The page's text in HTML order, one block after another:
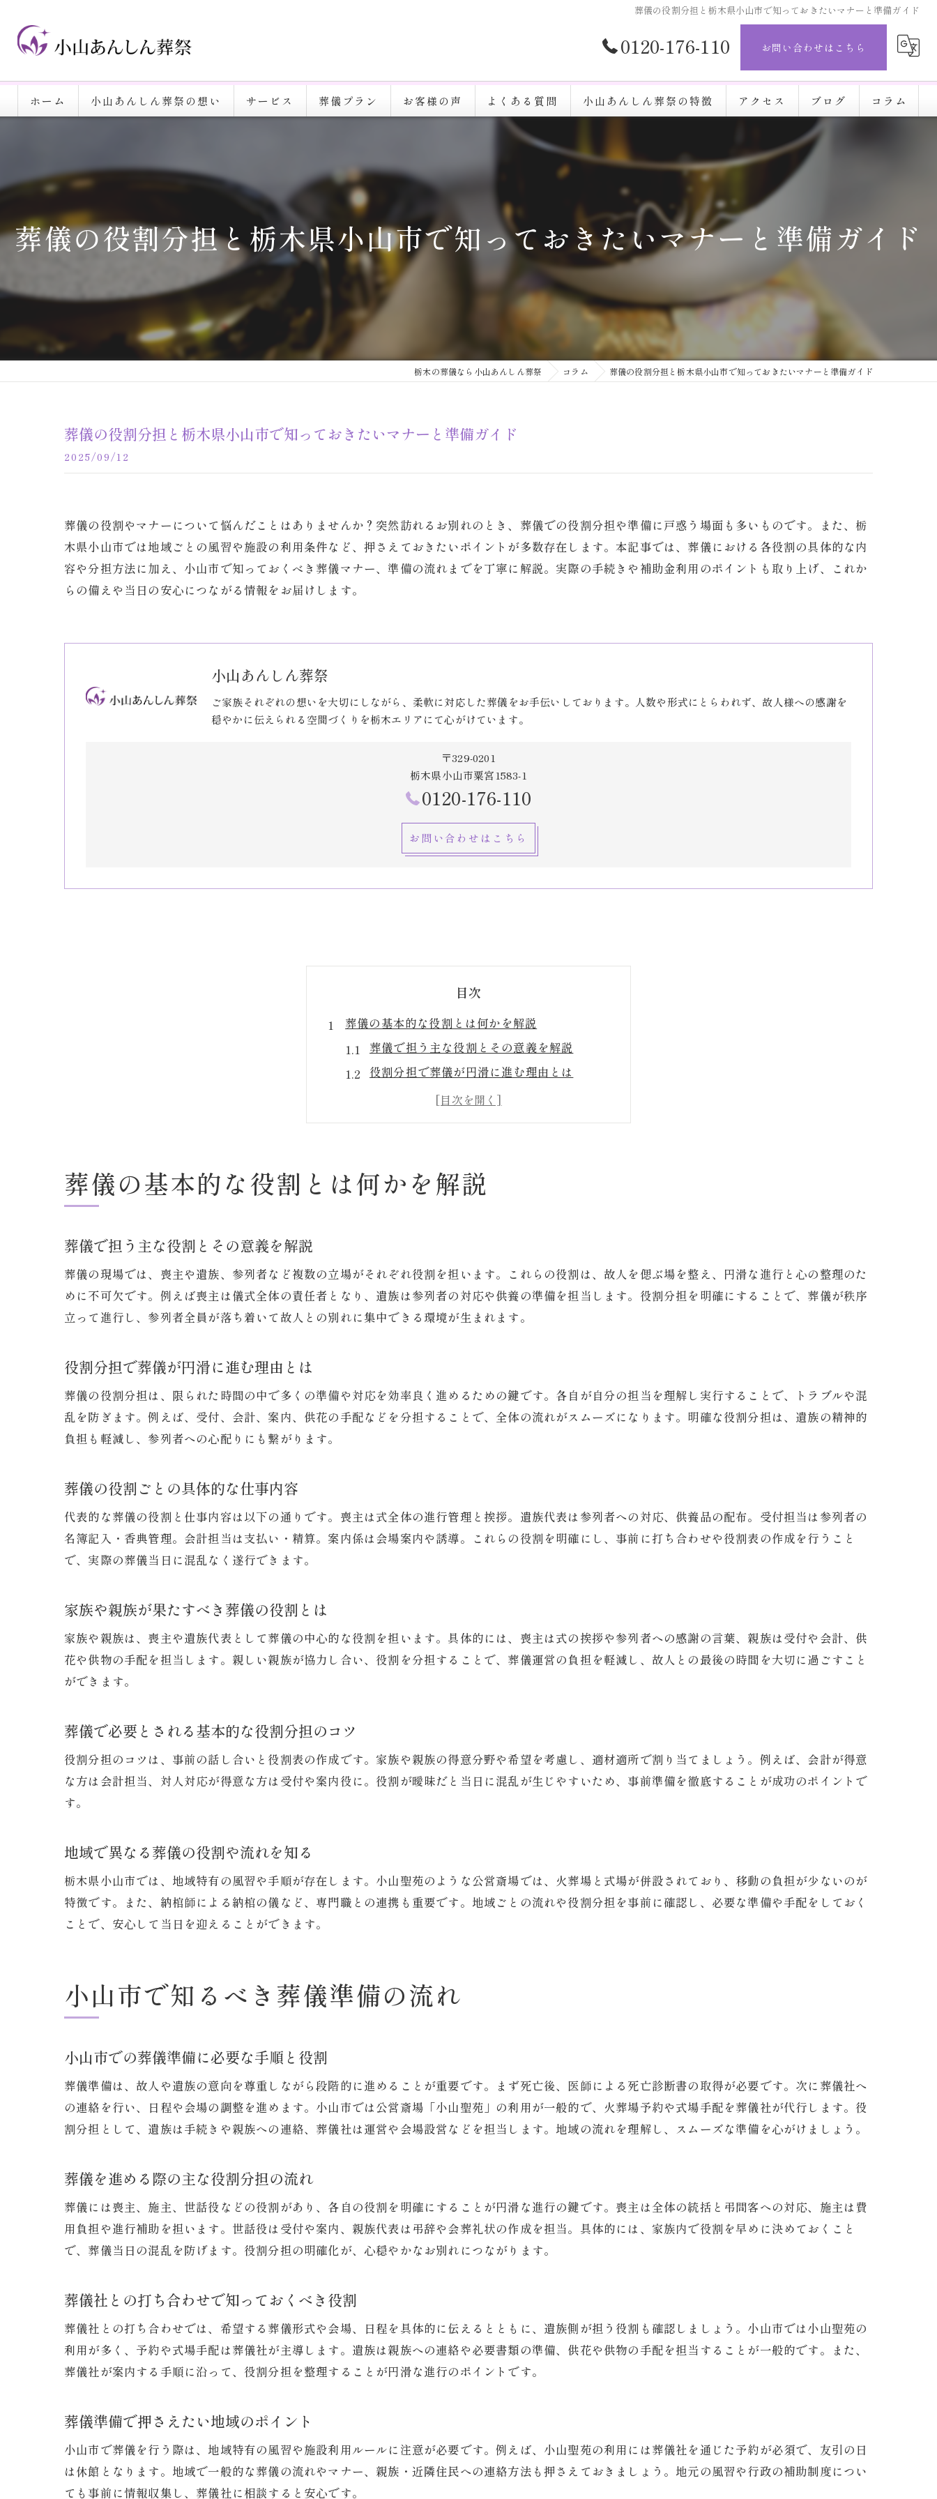
葬儀の役割分担と栃木県小山市で知っておきたいマナーと準備ガイド
0120-176-110 お問い合わせはこちら
ホーム 小山あんしん葬祭の想い サービス 葬儀プラン お客様の声 よくある質問 小山あんしん葬祭の特徴
火葬
告別式
アクセス ブログ コラム
葬儀の役割分担と栃木県小山市で知っておきたいマナーと準備ガイド
栃木の葬儀なら小山あんしん葬祭 コラム 葬儀の役割分担と栃木県小山市で知っておきたいマナーと準備ガイド
葬儀の役割分担と栃木県小山市で知っておきたいマナーと準備ガイド
2025/09/12
葬儀の役割やマナーについて悩んだことはありませんか？突然訪れるお別れのとき、葬儀での役割分担や準備に戸惑う場面も多いものです。また、栃
木県小山市では地域ごとの風習や施設の利用条件など、押さえておきたいポイントが多数存在します。本記事では、葬儀における各役割の具体的な内
容や分担方法に加え、小山市で知っておくべき葬儀マナー、準備の流れまでを丁寧に解説。実際の手続きや補助金利用のポイントも取り上げ、これか
らの備えや当日の安心につながる情報をお届けします。
小山あんしん葬祭
ご家族それぞれの想いを大切にしながら、柔軟に対応した葬儀をお手伝いしております。人数や形式にとらわれず、故人様への感謝を
穏やかに伝えられる空間づくりを栃木エリアにて心がけています。
〒329-0201
栃木県小山市粟宮1583-1
0120-176-110
お問い合わせはこちら
目次
葬儀の基本的な役割とは何かを解説
葬儀で担う主な役割とその意義を解説
役割分担で葬儀が円滑に進む理由とは
葬儀の役割ごとの具体的な仕事内容
家族や親族が果たすべき葬儀の役割とは
地域で異なる葬儀の役割や流れを知る
小山市で知るべき葬儀準備の流れ
葬儀社との打ち合わせで知っておくべき役割
葬儀準備で押さえたい地域のポイント
家族で話し合うべき葬儀の役割分担方法
葬儀で喪主が担う役割と基本的心得
喪主を務める際に知っておきたい準備事項
円滑な葬儀運営に必要な喪主の心構え
役割分担で円滑に進める葬儀の秘訣
役割分担で生じるトラブル回避の方法
葬儀社との連携で役割を明確にするコツ
地域の葬儀風習と役割分担の違いを解説
伝統的な葬儀儀礼で重視される役割とは
葬儀後の手続きと補助金利用の実情
葬儀後に必要な手続きと役割分担の実例
実際にあった葬儀後の補助金活用体験談
話し合いで決める葬儀役割分担の進め方
負担を減らすための役割の割り振り方法
安心できる葬儀のための備えと心得
安心して葬儀を迎えるための準備と役割
失敗しない葬儀準備のポイントを解説
心に余裕を持てる葬儀の備え方と役割
葬儀の基本的な役割とは何かを解説
葬儀で担う主な役割とその意義を解説
葬儀の現場では、喪主や遺族、参列者など複数の立場がそれぞれ役割を担います。これらの役割は、故人を偲ぶ場を整え、円滑な進行と心の整理のた
めに不可欠です。例えば喪主は儀式全体の責任者となり、遺族は参列者の対応や供養の準備を担当します。役割分担を明確にすることで、葬儀が秩序
立って進行し、参列者全員が落ち着いて故人との別れに集中できる環境が生まれます。
役割分担で葬儀が円滑に進む理由とは
葬儀の役割分担は、限られた時間の中で多くの準備や対応を効率良く進めるための鍵です。各自が自分の担当を理解し実行することで、トラブルや混
乱を防ぎます。例えば、受付、会計、案内、供花の手配などを分担することで、全体の流れがスムーズになります。明確な役割分担は、遺族の精神的
負担も軽減し、参列者への心配りにも繋がります。
葬儀の役割ごとの具体的な仕事内容
代表的な葬儀の役割と仕事内容は以下の通りです。喪主は式全体の進行管理と挨拶。遺族代表は参列者への対応、供養品の配布。受付担当は参列者の
名簿記入・香典管理。会計担当は支払い・精算。案内係は会場案内や誘導。これらの役割を明確にし、事前に打ち合わせや役割表の作成を行うこと
で、実際の葬儀当日に混乱なく遂行できます。
家族や親族が果たすべき葬儀の役割とは
家族や親族は、喪主や遺族代表として葬儀の中心的な役割を担います。具体的には、喪主は式の挨拶や参列者への感謝の言葉、親族は受付や会計、供
花や供物の手配を担当します。親しい親族が協力し合い、役割を分担することで、葬儀運営の負担を軽減し、故人との最後の時間を大切に過ごすこと
ができます。
葬儀で必要とされる基本的な役割分担のコツ
役割分担のコツは、事前の話し合いと役割表の作成です。家族や親族の得意分野や希望を考慮し、適材適所で割り当てましょう。例えば、会計が得意
な方は会計担当、対人対応が得意な方は受付や案内役に。役割が曖昧だと当日に混乱が生じやすいため、事前準備を徹底することが成功のポイントで
す。
地域で異なる葬儀の役割や流れを知る
栃木県小山市では、地域特有の風習や手順が存在します。小山聖苑のような公営斎場では、火葬場と式場が併設されており、移動の負担が少ないのが
特徴です。また、納棺師による納棺の儀など、専門職との連携も重要です。地域ごとの流れや役割分担を事前に確認し、必要な準備や手配をしておく
ことで、安心して当日を迎えることができます。
小山市で知るべき葬儀準備の流れ
小山市での葬儀準備に必要な手順と役割
葬儀準備は、故人や遺族の意向を尊重しながら段階的に進めることが重要です。まず死亡後、医師による死亡診断書の取得が必要です。次に葬儀社へ
の連絡を行い、日程や会場の調整を進めます。小山市では公営斎場「小山聖苑」の利用が一般的で、火葬場予約や式場手配を葬儀社が代行します。役
割分担として、遺族は手続きや親族への連絡、葬儀社は運営や会場設営などを担当します。地域の流れを理解し、スムーズな準備を心がけましょう。
葬儀を進める際の主な役割分担の流れ
葬儀には喪主、施主、世話役などの役割があり、各自の役割を明確にすることが円滑な進行の鍵です。喪主は全体の統括と弔問客への対応、施主は費
用負担や進行補助を担います。世話役は受付や案内、親族代表は弔辞や会葬礼状の作成を担当。具体的には、家族内で役割を早めに決めておくこと
で、葬儀当日の混乱を防げます。役割分担の明確化が、心穏やかなお別れにつながります。
葬儀社との打ち合わせで知っておくべき役割
葬儀社との打ち合わせでは、希望する葬儀形式や会場、日程を具体的に伝えるとともに、遺族側が担う役割も確認しましょう。小山市では小山聖苑の
利用が多く、予約や式場手配は葬儀社が主導します。遺族は親族への連絡や必要書類の準備、供花や供物の手配を担当することが一般的です。また、
葬儀社が案内する手順に沿って、役割分担を整理することが円滑な進行のポイントです。
葬儀準備で押さえたい地域のポイント
小山市で葬儀を行う際は、地域特有の風習や施設利用ルールに注意が必要です。例えば、小山聖苑の利用には葬儀社を通じた予約が必須で、友引の日
は休館となります。地域で一般的な葬儀の流れやマナー、親族・近隣住民への連絡方法も押さえておきましょう。地元の風習や行政の補助制度につい
ても事前に情報収集し、葬儀社に相談すると安心です。